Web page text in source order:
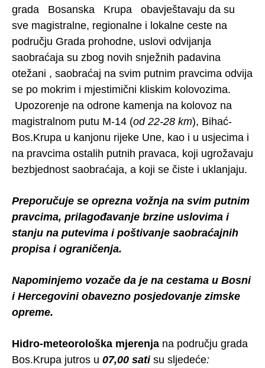
grada Bosanska Krupa obavještavaju da su
sve magistralne, regionalne i lokalne ceste na
području Grada prohodne, uslovi odvijanja
saobraćaja su zbog novih snježnih padavina
otežani , saobraćaj na svim putnim pravcima odvija
se po mokrim i mjestimični kliskim kolovozima.
Upozorenje na odrone kamenja na kolovoz na
magistralnom putu M-14 (od 22-28 km), Bihać-
Bos.Krupa u kanjonu rijeke Une, kao i u usjecima i
na pravcima ostalih putnih pravaca, koji ugrožavaju
bezbjednost saobraćaja, a koji se čiste i uklanjaju.
Preporučuje se oprezna vožnja na svim putnim
pravcima, prilagođavanje brzine uslovima i
stanju na putevima i poštivanje saobraćajnih
propisa i ograničenja.
Napominjemo vozače da je na cestama u Bosni
i Hercegovini obavezno posjedovanje zimske
opreme.
Hidro-meteorološka mjerenja na području grada
Bos.Krupa jutros u 07,00 sati su sljedeće: